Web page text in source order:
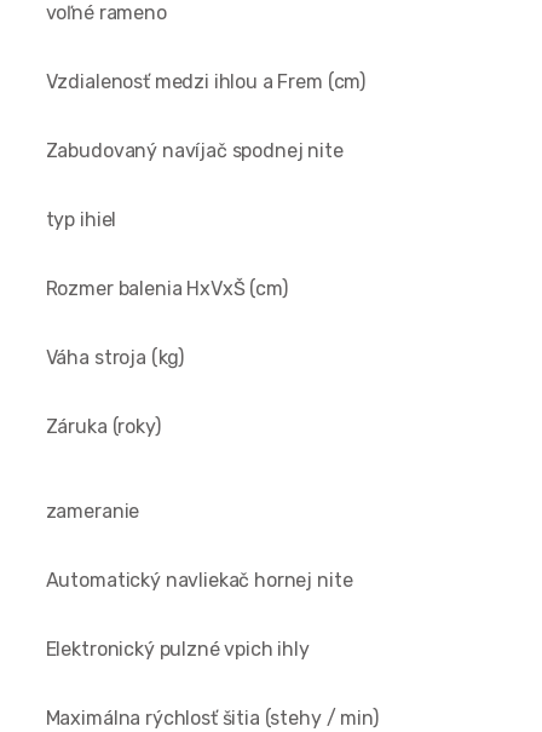
voľné rameno
Vzdialenosť medzi ihlou a Frem (cm)
Zabudovaný navíjač spodnej nite
typ ihiel
Rozmer balenia HxVxŠ (cm)
Váha stroja (kg)
Záruka (roky)
zameranie
Automatický navliekač hornej nite
Elektronický pulzné vpich ihly
Maximálna rýchlosť šitia (stehy / min)